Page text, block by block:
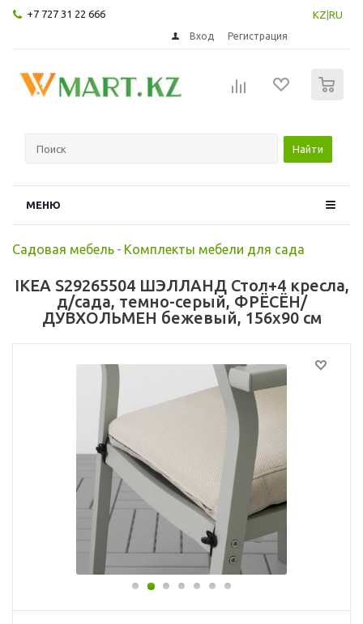
+7 727 31 22 666 KZ RU
Вход Регистрация
Найти
МЕНЮ
Садовая мебель - Комплекты мебели для сада
IKEA S29265504 ШЭЛЛАНД Стол+4 кресла,
д/сада, темно-серый, ФРЁСЁН/
ДУВХОЛЬМЕН бежевый, 156x90 см